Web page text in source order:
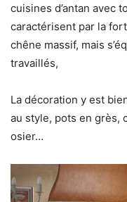
cuisines d’antan avec
caractérisent par la
chêne massif, mais
travaillés,
La décoration y est
au style, pots en grès,
osier…